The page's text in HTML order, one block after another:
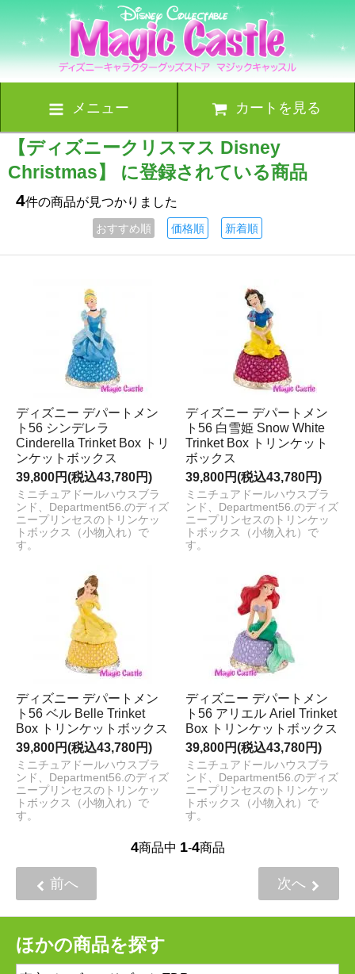
メニュー カートを見る
【ディズニークリスマス Disney
Christmas】 に登録されている商品
4件の商品が見つかりました
おすすめ順 価格順 新着順
ディズニー デパートメン
ト56 シンデレラ
Cinderella Trinket Box トリ
ンケットボックス
39,800円(税込43,780円)
ミニチュアドールハウスブラ
ンド、Department56.のディズ
ニープリンセスのトリンケッ
トボックス（小物入れ）で
す。
ディズニー デパートメン
ト56 白雪姫 Snow White
Trinket Box トリンケット
ボックス
39,800円(税込43,780円)
ミニチュアドールハウスブラ
ンド、Department56.のディズ
ニープリンセスのトリンケッ
トボックス（小物入れ）で
す。
ディズニー デパートメン
ト56 ベル Belle Trinket
Box トリンケットボックス
39,800円(税込43,780円)
ミニチュアドールハウスブラ
ンド、Department56.のディズ
ニープリンセスのトリンケッ
トボックス（小物入れ）で
す。
ディズニー デパートメン
ト56 アリエル Ariel Trinket
Box トリンケットボックス
39,800円(税込43,780円)
ミニチュアドールハウスブラ
ンド、Department56.のディズ
ニープリンセスのトリンケッ
トボックス（小物入れ）で
す。
4商品中 1-4商品
前へ 次へ
ほかの商品を探す